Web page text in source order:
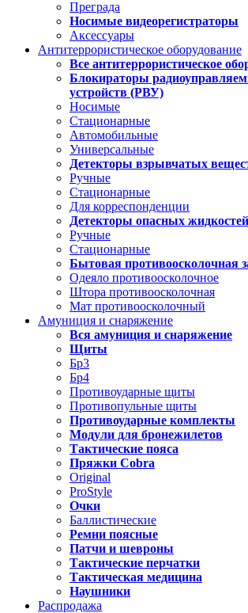
Преграда
Носимые видеорегистраторы
Аксессуары
Антитеррористическое оборудование
Все антитеррористическое
Блокираторы
устройств (РВУ)
Носимые
Стационарные
Автомобильные
Универсальные
Детекторы взрывчатых
Ручные
Стационарные
Для корреспонденции
Детекторы опасных жидкостей
Ручные
Стационарные
Бытовая противоосколочная
Одеяло противоосколочное
Штора противоосколочная
Мат противоосколочный
Амуниция и снаряжение
Вся амуниция и снаряжение
Щиты
Бр3
Бр4
Противоударные щиты
Противопульные щиты
Противоударные комплекты
Модули для бронежилетов
Тактические пояса
Пряжки Cobra
Original
ProStyle
Очки
Баллистические
Ремни поясные
Патчи и шевроны
Тактические перчатки
Тактическая медицина
Наушники
Распродажа